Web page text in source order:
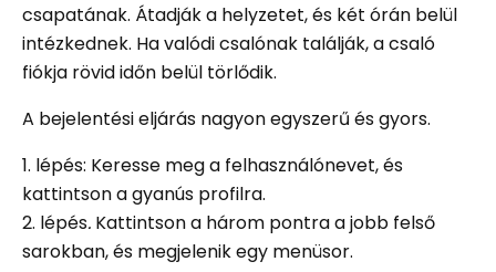
csapatának. Átadják a helyzetet, és két órán belül
intézkednek. Ha valódi csalónak találják, a csaló
fiókja rövid időn belül törlődik.
A bejelentési eljárás nagyon egyszerű és gyors.
1. lépés: Keresse meg a felhasználónevet, és
kattintson a gyanús profilra.
2. lépés. Kattintson a három pontra a jobb felső
sarokban, és megjelenik egy menüsor.